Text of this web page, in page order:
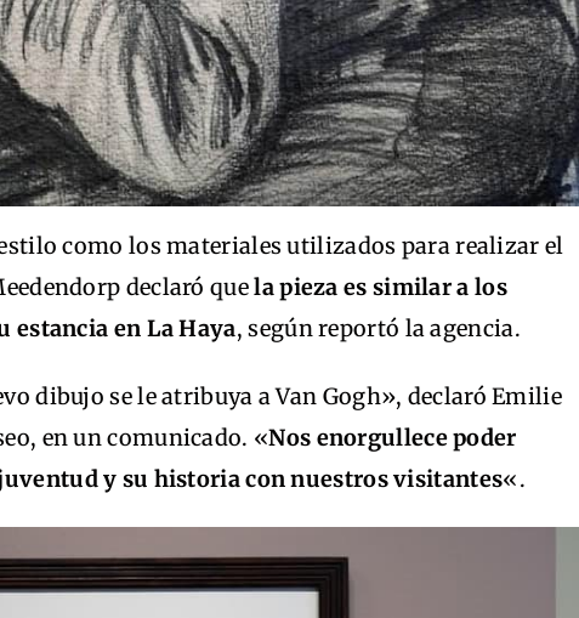
como los materiales utilizados para realizar el
declaró quela pieza es similar a los
estancia en La Haya, según reportó la agencia.
dibujo se le atribuya a Van Gogh», declaró Emilie
en un comunicado. «Nos enorgullece poder
y su historia con nuestros visitantes«.